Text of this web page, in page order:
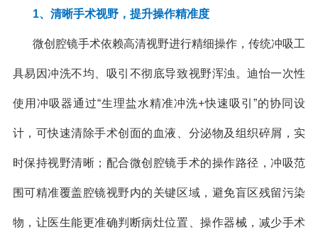
1、清晰手术视野，提升操作精准度
微创腔镜手术依赖高清视野进行精细操作，传统冲吸工
具易因冲洗不均、吸引不彻底导致视野浑浊。迪怡一次性
使用冲吸器通过“生理盐水精准冲洗+快速吸引”的协同设
计，可快速清除手术创面的血液、分泌物及组织碎屑，实
时保持视野清晰；配合微创腔镜手术的操作路径，冲吸范
围可精准覆盖腔镜视野内的关键区域，避免盲区残留污染
物，让医生能更准确判断病灶位置、操作器械，减少手术